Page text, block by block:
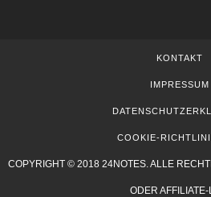
KONTAKT
IMPRESSUM
COOKIE-
COPYRIGHT © 2018 24NOTES. ALLE
ODER AFFILIATE-